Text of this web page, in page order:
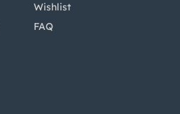
Wishlist
FAQ